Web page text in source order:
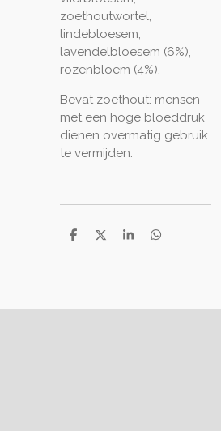
zoethoutwortel,
lindebloesem,
lavendelbloesem (6%),
rozenbloem (4%).
Bevat zoethout: mensen
met een hoge bloeddruk
dienen overmatig gebruik
te vermijden.
D
D
S
D